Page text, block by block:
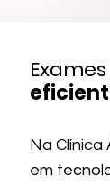
Exames
Na Clínica
em